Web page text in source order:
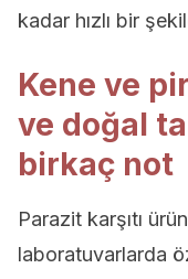
kadar hızlı bir
Kene ve
ve doğal
birkaç not
Parazit karşıtı
laboratuvarlarda